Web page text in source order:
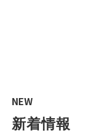
NEW
新着情報